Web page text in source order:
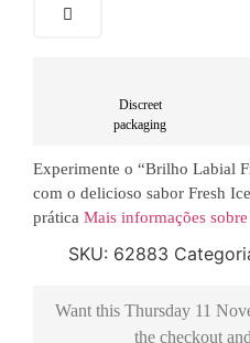
Discreet
packaging
Experimente o “Brilho Labial
com o delicioso sabor Fresh
prática Mais informações
SKU: 62883
Want this Thursday 11
the checkout